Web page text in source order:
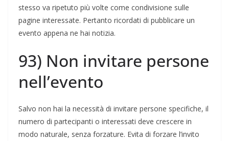
stesso va ripetuto più volte come condivisione sulle
pagine interessate. Pertanto ricordati di pubblicare un
evento appena ne hai notizia.
93) Non invitare persone
nell’evento
Salvo non hai la necessità di invitare persone specifiche, il
numero di partecipanti o interessati deve crescere in
modo naturale, senza forzature. Evita di forzare l’invito